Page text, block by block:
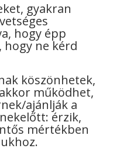
gyakran
hogy épp
hogy ne kérd
köszönhetek,
működhet,
ajánlják a
érzik,
mértékben